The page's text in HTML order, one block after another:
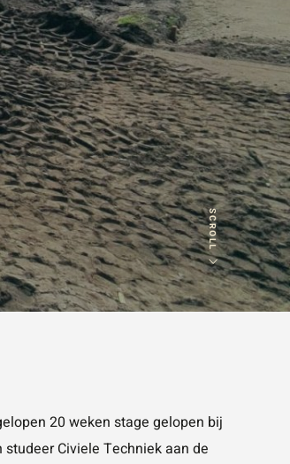
of opmerking*
is 5 + 5?*
VERSTUUR JE
AANVRAAG
SCROLL
20 weken stage gelopen bij
Civiele Techniek aan de